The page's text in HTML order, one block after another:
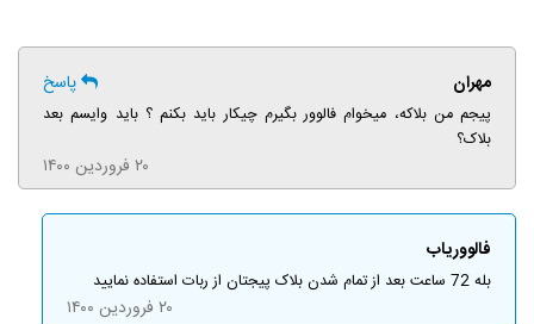
مهران پاسخ
پیجم من بلاکه، میخوام فالوور بگیرم چیکار باید بکنم ؟ باید وایسم بعد
بلاک؟
۲۰ فروردین ۱۴۰۰
فالووریاب
بله 72 ساعت بعد از تمام شدن بلاک پیجتان از ربات استفاده نمایید
۲۰ فروردین ۱۴۰۰